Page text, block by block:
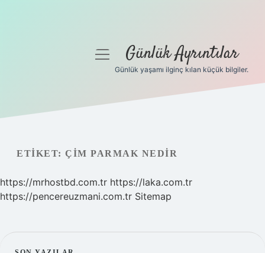
Gizlilik Politikası
menüyüGünlük Ayrıntılar
Günlük yaşamı ilginç kılan küçük bilgiler.
ETIKET: ÇIM PARMAK NEDIR
https://mrhostbd.com.tr https://laka.com.tr
https://pencereuzmani.com.tr Sitemap